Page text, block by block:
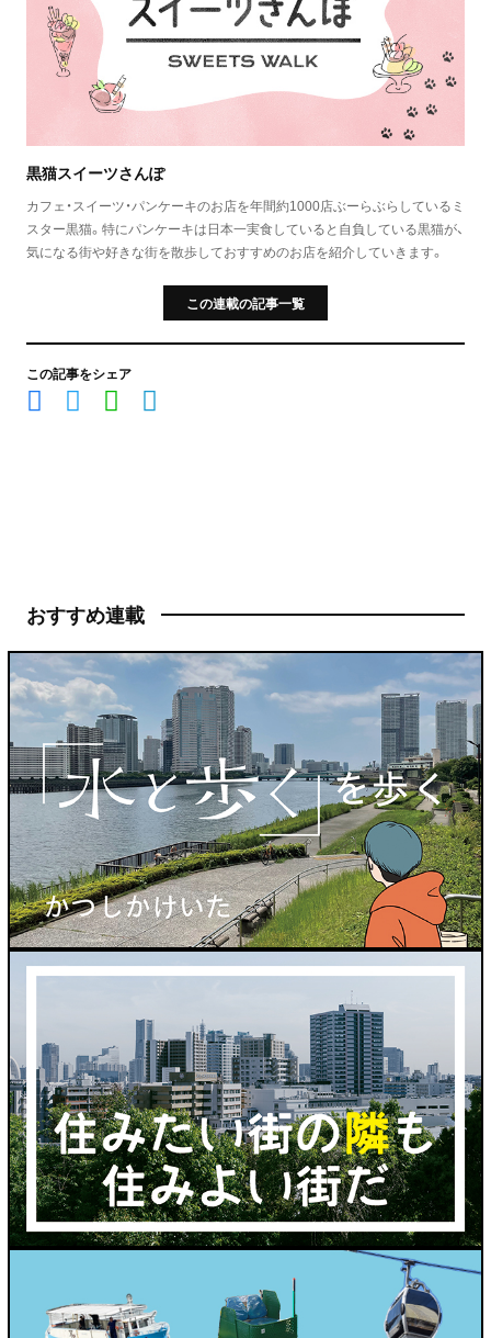
黒猫スイーツさんぽ
カフェ・スイーツ・パンケーキのお店を年間約1000店ぶーらぶらしているミ
スター黒猫。特にパンケーキは日本一実食していると自負している黒猫が、
気になる街や好きな街を散歩しておすすめのお店を紹介していきます。
この連載の記事一覧
この記事をシェア
おすすめ連載